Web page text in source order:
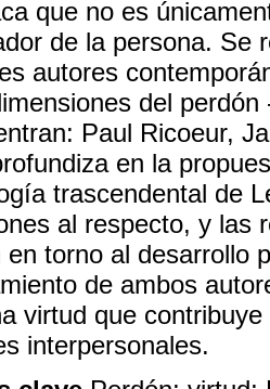
que no es
de la persona. Se
autores
del
Paul Ricoeur,
en la
trascendental de
al respecto, y las
en torno al desarrollo
de ambos
virtud que
interpersonales.